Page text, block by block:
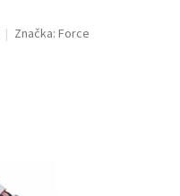
Značka: Force